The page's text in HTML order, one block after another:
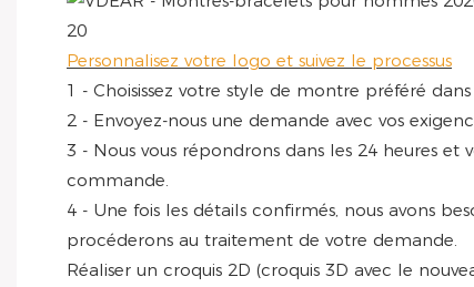
Personnalisez votre logo et suivez le processus
1 - Choisissez votre style de montre préféré
2 - Envoyez-nous une demande avec vos
3 - Nous vous répondrons dans les 24 heures
commande.
4 - Une fois les détails confirmés, nous avons
procéderons au traitement de votre demande.
Réaliser un croquis 2D (croquis 3D avec le